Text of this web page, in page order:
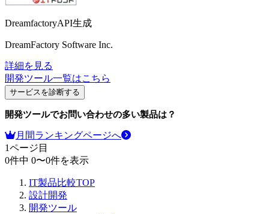
DreamfactoryAPI生成
DreamFactory Software Inc.
詳細を見る
開発ツール一覧はこちら
サービスを診断する
開発ツールでお問い合わせの多い製品は？
月間ランキングページへ
1ページ目
0件中 0〜0件を表示
IT製品比較TOP
設計開発
開発ツール